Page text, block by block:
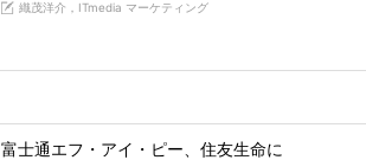
織茂洋介，ITmedia マーケティング
富士通エフ・アイ・ピー、住友生命に